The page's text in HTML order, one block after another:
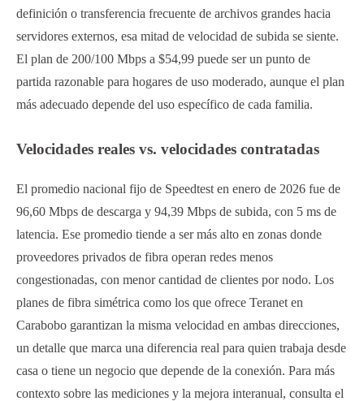
definición o transferencia frecuente de archivos grandes hacia
servidores externos, esa mitad de velocidad de subida se siente.
El plan de 200/100 Mbps a $54,99 puede ser un punto de
partida razonable para hogares de uso moderado, aunque el plan
más adecuado depende del uso específico de cada familia.
Velocidades reales vs. velocidades contratadas
El promedio nacional fijo de Speedtest en enero de 2026 fue de
96,60 Mbps de descarga y 94,39 Mbps de subida, con 5 ms de
latencia. Ese promedio tiende a ser más alto en zonas donde
proveedores privados de fibra operan redes menos
congestionadas, con menor cantidad de clientes por nodo. Los
planes de fibra simétrica como los que ofrece Teranet en
Carabobo garantizan la misma velocidad en ambas direcciones,
un detalle que marca una diferencia real para quien trabaja desde
casa o tiene un negocio que depende de la conexión. Para más
contexto sobre las mediciones y la mejora interanual, consulta el